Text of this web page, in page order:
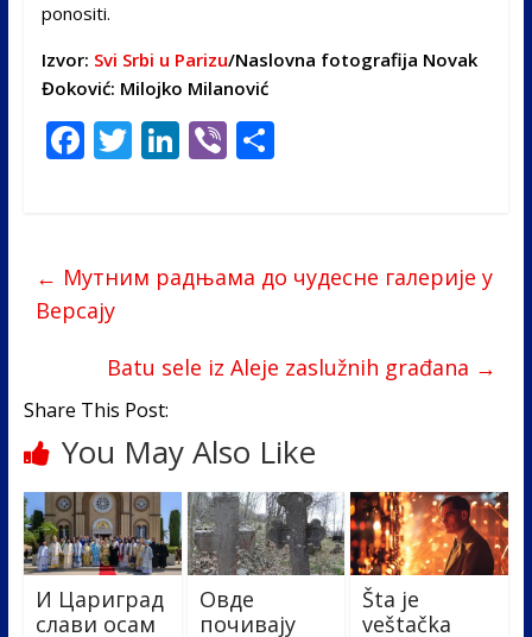
ponositi.
Izvor: Svi Srbi u Parizu/Naslovna fotografija Novak
Đoković: Milojko Milanović
F
o
o
T Li
dI
Vi S
← Мутним радњама до чудесне галерије у
Версају
Batu sele iz Aleje zaslužnih građana →
Share This Post:
You May Also Like
И Цариград
слави осам
Овде
почивају
Šta je
veštačka